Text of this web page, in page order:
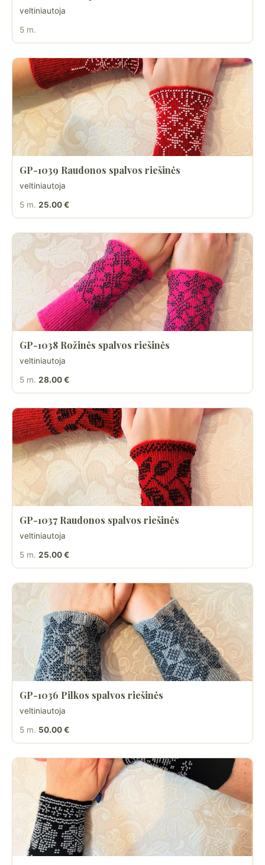
veltiniautoja
5 m.
GP-1039 Raudonos spalvos riešinės
veltiniautoja
5 m. 25.00 €
GP-1038 Rožinės spalvos riešinės
veltiniautoja
5 m. 28.00 €
GP-1037 Raudonos spalvos riešinės
veltiniautoja
5 m. 25.00 €
GP-1036 Pilkos spalvos riešinės
veltiniautoja
5 m. 50.00 €